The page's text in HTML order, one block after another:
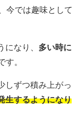
今では趣味として
になり、 多い時に
す。
しずつ積み上がっ
生するようになり